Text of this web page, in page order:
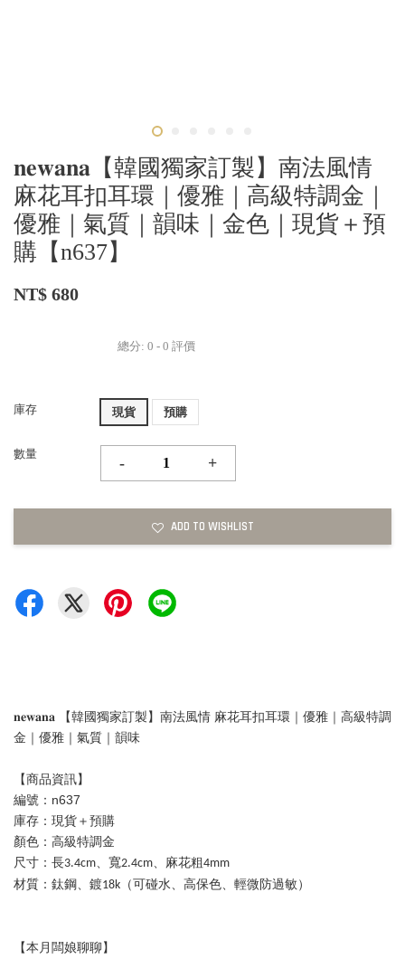
𝐧𝐞𝐰𝐚𝐧𝐚【韓國獨家訂製】南法風情
麻花耳扣耳環｜優雅｜高級特調金｜
優雅｜氣質｜韻味｜金色｜現貨＋預
購【n637】
NT$ 680
總分: 0 - 0 評價
庫存 現貨 預購
數量
- +
ADD TO WISHLIST
𝐧𝐞𝐰𝐚𝐧𝐚 【韓國獨家訂製】南法風情 麻花耳扣耳環｜優雅｜高級特調
金｜優雅｜氣質｜韻味
【商品資訊】
編號：n637
庫存：現貨＋預購
顏色：高級特調金
尺寸： 長3.4cm、寬2.4cm、麻花粗4mm
材質： 鈦鋼、鍍18k（可碰水、高保色、輕微防過敏）
【本月闆娘聊聊】